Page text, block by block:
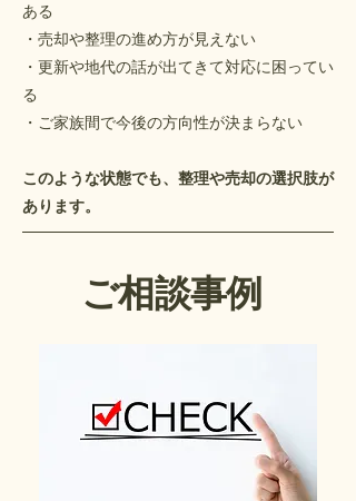
ある
・売却や整理の進め方が見えない
・更新や地代の話が出てきて対応に困ってい
る
・ご家族間で今後の方向性が決まらない
このような状態でも、整理や売却の選択肢が
あります。
ご相談事例